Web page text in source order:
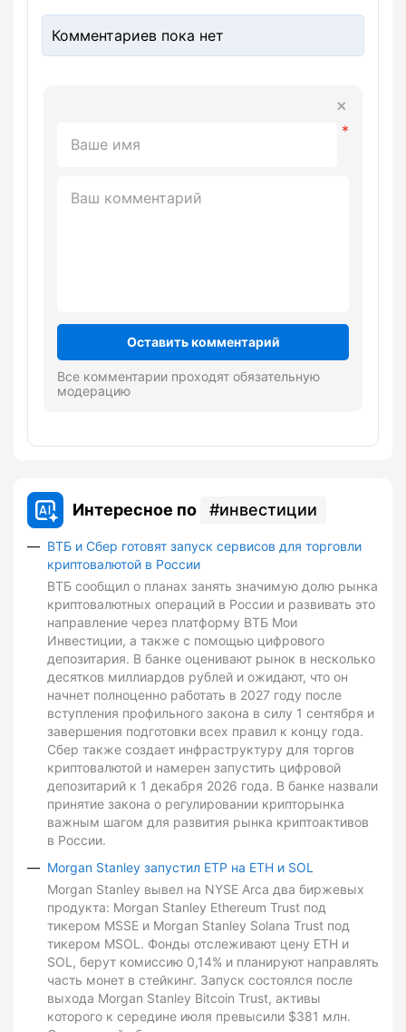
Комментариев пока нет
Оставить комментарий
Все комментарии проходят обязательную
модерацию
Интересное по инвестиции
ВТБ и Сбер готовят запуск сервисов для торговли
криптовалютой в России
ВТБ сообщил о планах занять значимую долю рынка
криптовалютных операций в России и развивать это
направление через платформу ВТБ Мои
Инвестиции, а также с помощью цифрового
депозитария. В банке оценивают рынок в несколько
десятков миллиардов рублей и ожидают, что он
начнет полноценно работать в 2027 году после
вступления профильного закона в силу 1 сентября и
завершения подготовки всех правил к концу года.
Сбер также создает инфраструктуру для торгов
криптовалютой и намерен запустить цифровой
депозитарий к 1 декабря 2026 года. В банке назвали
принятие закона о регулировании крипторынка
важным шагом для развития рынка криптоактивов
в России.
Morgan Stanley запустил ETP на ETH и SOL
Morgan Stanley вывел на NYSE Arca два биржевых
продукта: Morgan Stanley Ethereum Trust под
тикером MSSE и Morgan Stanley Solana Trust под
тикером MSOL. Фонды отслеживают цену ETH и
SOL, берут комиссию 0,14% и планируют направлять
часть монет в стейкинг. Запуск состоялся после
выхода Morgan Stanley Bitcoin Trust, активы
которого к середине июля превысили $381 млн.